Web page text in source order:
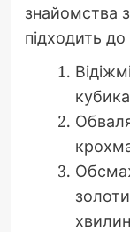
знайомства
підходить до